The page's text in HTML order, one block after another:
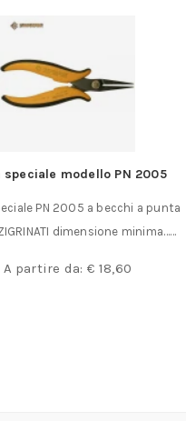
Pinza speciale
Pinza speciale PN 2015 a
ZIGRINATI dimensione
€23,00